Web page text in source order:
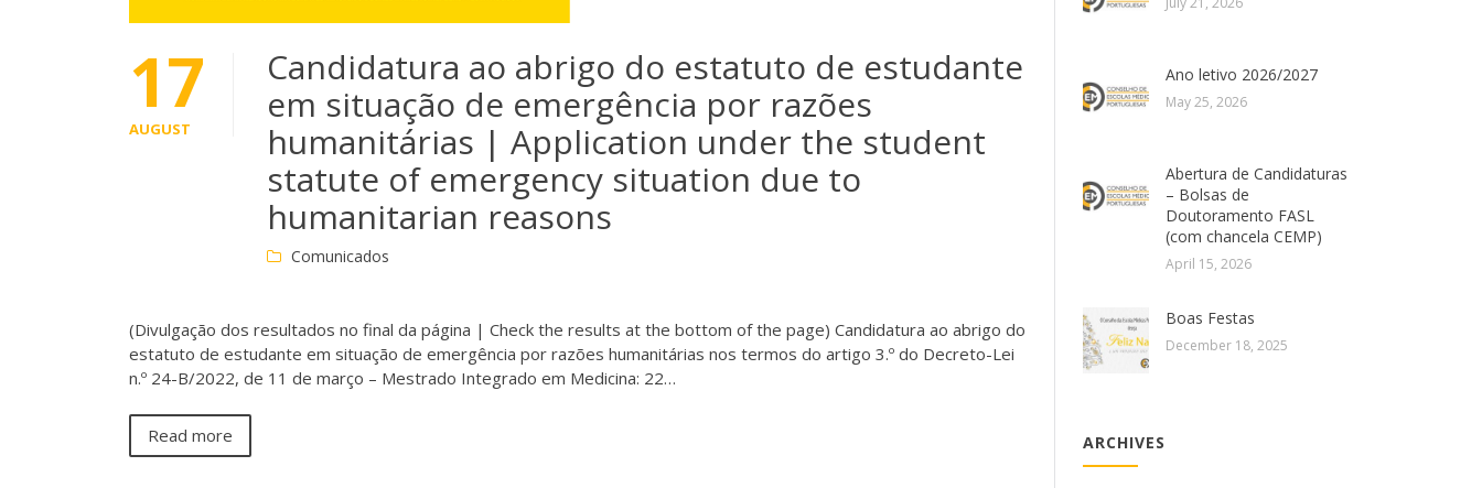
17
AUGUST
Candidatura ao abrigo do estatuto de estudante
em situação de emergência por razões
humanitárias | Application under the student
statute of emergency situation due to
humanitarian reasons
Comunicados
(Divulgação dos resultados no final da página | Check the results at the bottom of the page) Candidatura ao abrigo do
estatuto de estudante em situação de emergência por razões humanitárias nos termos do artigo 3.º do Decreto-Lei
n.º 24-B/2022, de 11 de março – Mestrado Integrado em Medicina: 22…
Read more
Ano letivo 2026/2027
May 25, 2026
Abertura de Candidaturas
– Bolsas de
Doutoramento FASL
(com chancela CEMP)
April 15, 2026
Boas Festas
December 18, 2025
ARCHIVES